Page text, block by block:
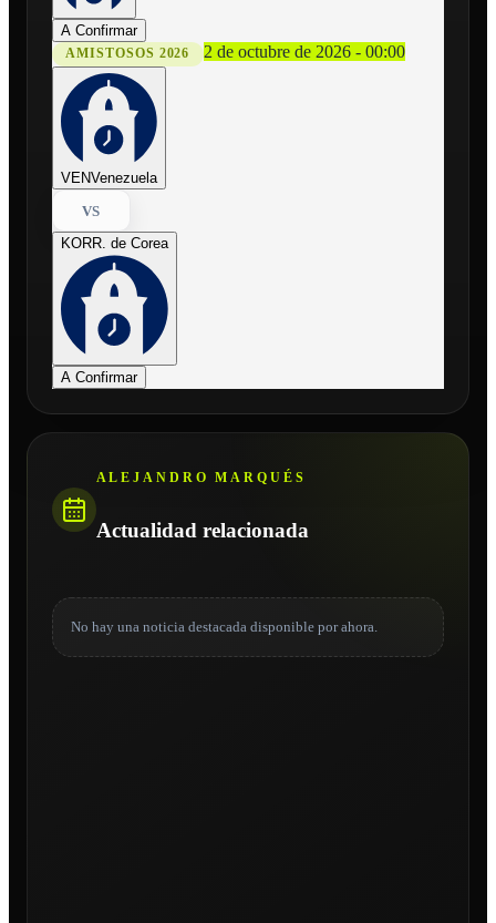
A Confirmar
AMISTOSOS 2026 2 de octubre de 2026 - 00:00
VENVenezuela
VS
KORR. de Corea
A Confirmar
ALEJANDRO MARQUÉS
Actualidad relacionada
No hay una noticia destacada disponible por ahora.